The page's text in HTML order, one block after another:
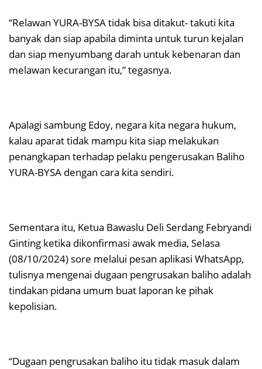
“Relawan YURA-BYSA tidak bisa ditakut- takuti kita
banyak dan siap apabila diminta untuk turun kejalan
dan siap menyumbang darah untuk kebenaran dan
melawan kecurangan itu,” tegasnya.
Apalagi sambung Edoy, negara kita negara hukum,
kalau aparat tidak mampu kita siap melakukan
penangkapan terhadap pelaku pengerusakan Baliho
YURA-BYSA dengan cara kita sendiri.
Sementara itu, Ketua Bawaslu Deli Serdang Febryandi
Ginting ketika dikonfirmasi awak media, Selasa
(08/10/2024) sore melalui pesan aplikasi WhatsApp,
tulisnya mengenai dugaan pengrusakan baliho adalah
tindakan pidana umum buat laporan ke pihak
kepolisian.
“Dugaan pengrusakan baliho itu tidak masuk dalam